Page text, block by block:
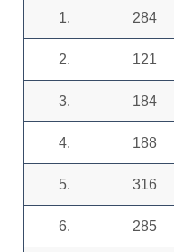
1. 284
2. 121
3. 184
4. 188
5. 316
6. 285